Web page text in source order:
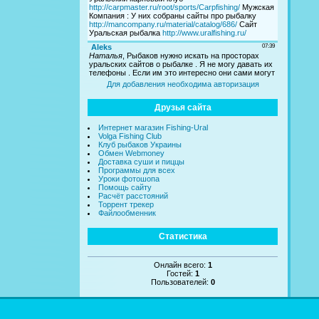
Для добавления необходима авторизация
Друзья сайта
Интернет магазин Fishing-Ural
Volga Fishing Club
Клуб рыбаков Украины
Обмен Webmoney
Доставка суши и пиццы
Программы для всех
Уроки фотошопа
Помощь сайту
Расчёт расстояний
Торрент трекер
Файлообменник
Статистика
Онлайн всего: 1
Гостей: 1
Пользователей: 0